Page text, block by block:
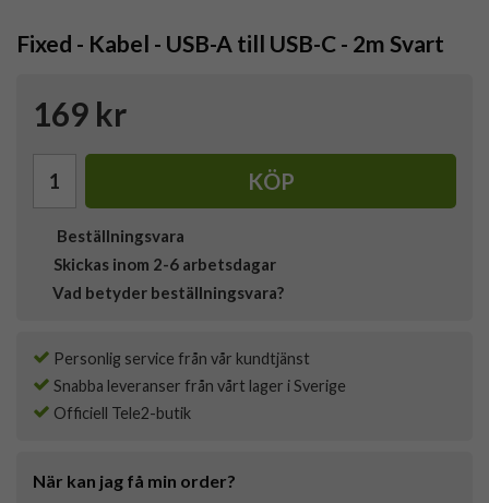
Fixed - Kabel - USB-A till USB-C - 2m Svart
169 kr
KÖP
Beställningsvara
Skickas inom 2-6 arbetsdagar
Vad betyder beställningsvara?
Personlig service från vår kundtjänst
Snabba leveranser från vårt lager i Sverige
Officiell Tele2-butik
När kan jag få min order?